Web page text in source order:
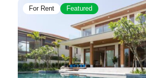
For Rent Featured